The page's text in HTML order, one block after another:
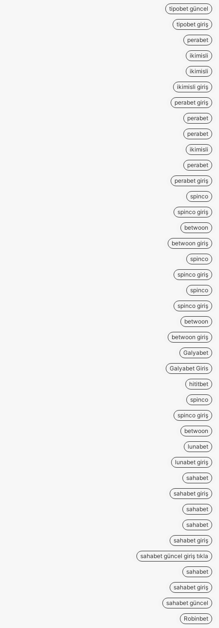
tipobet güncel
tipobet giriş
perabet
ikimisli
ikimisli
ikimisli giriş
perabet giriş
perabet
perabet
ikimisli
perabet
perabet giriş
spinco
spinco giriş
betwoon
betwoon giriş
spinco
spinco giriş
spinco
spinco giriş
betwoon
betwoon giriş
Galyabet
Galyabet Giris
hititbet
spinco
spinco giriş
betwoon
lunabet
lunabet giriş
sahabet
sahabet giriş
sahabet
sahabet
sahabet giriş
sahabet güncel giriş tıkla
sahabet
sahabet giriş
sahabet güncel
Robinbet